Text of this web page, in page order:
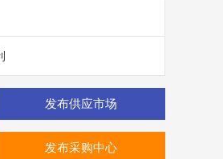
发布供应市场
发布采购中心